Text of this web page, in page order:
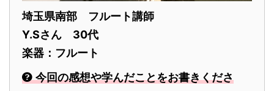
埼玉県南部 フルート講師
Y.Sさん 30代
楽器：フルート
今回の感想や学んだことをお書きくださ